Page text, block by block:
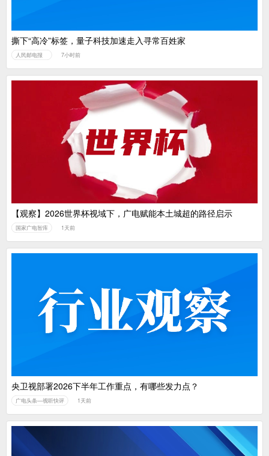
撕下“高冷”标签，量子科技加速走入寻常百姓家
人民邮电报 7小时前
【观察】2026世界杯视域下，广电赋能本土城超的路径启示
国家广电智库 1天前
央卫视部署2026下半年工作重点，有哪些发力点？
广电头条—视听快评 1天前